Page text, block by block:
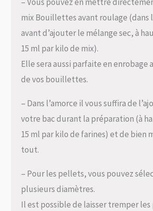
mix Bouillettes avant roulage (dans
avant d’ajouter le mélange sec, à
15 ml par kilo de mix).
Elle sera aussi parfaite en enrobage
de vos bouillettes.
– Dans l’amorce il vous suffira de
votre bac durant la préparation (à
15 ml par kilo de farines) et de bien
tout.
– Pour les pellets, vous pouvez
plusieurs diamètres.
Il est possible de laisser tremper